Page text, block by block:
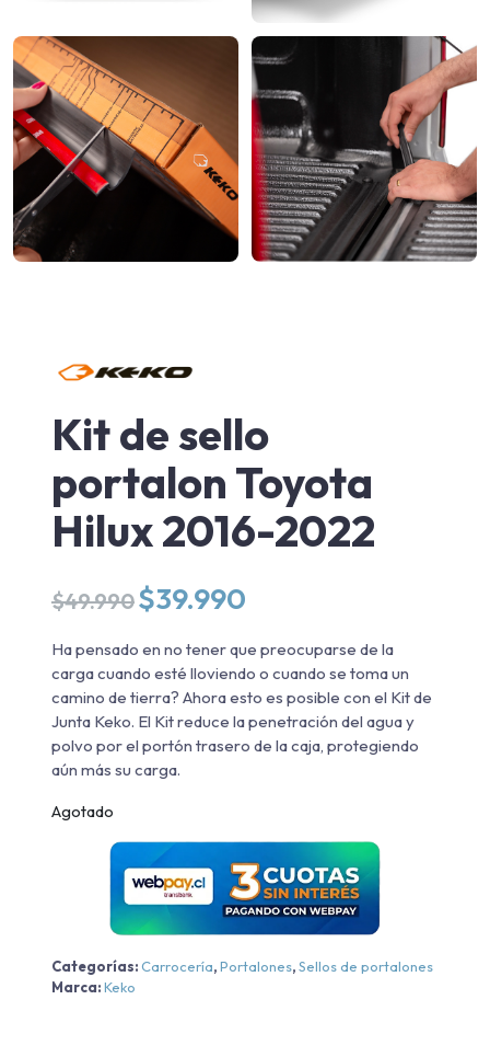
Kit de sello
portalon Toyota
Hilux 2016-2022
$49.990 El
precio
original
era:
$49.990.
$39.990
es:
$39.990.
Ha pensado en no tener que preocuparse de la
carga cuando esté lloviendo o cuando se toma un
camino de tierra? Ahora esto es posible con el Kit de
Junta Keko. El Kit reduce la penetración del agua y
polvo por el portón trasero de la caja, protegiendo
aún más su carga.
Agotado
Categorías:Carrocería,Portalones,Sellos de portalones
Marca:Keko